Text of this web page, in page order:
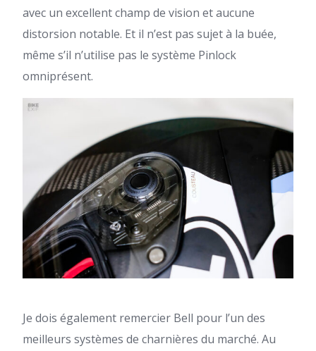
avec un excellent champ de vision et aucune
distorsion notable. Et il n’est pas sujet à la buée,
même s’il n’utilise pas le système Pinlock
omniprésent.
Je dois également remercier Bell pour l’un des
meilleurs systèmes de charnières du marché. Au